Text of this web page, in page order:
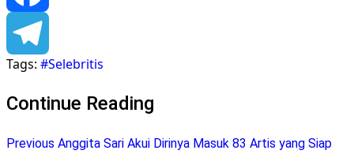
Facebook
Telegram
Tags: #Selebritis
Continue Reading
Previous Anggita Sari Akui Dirinya Masuk 83 Artis yang Siap